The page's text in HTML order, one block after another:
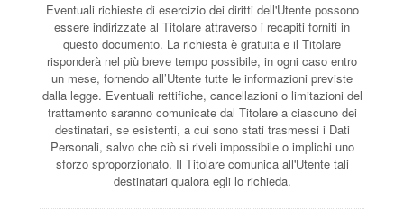
Eventuali richieste di esercizio dei diritti dell'Utente possono
essere indirizzate al Titolare attraverso i recapiti forniti in
questo documento. La richiesta è gratuita e il Titolare
risponderà nel più breve tempo possibile, in ogni caso entro
un mese, fornendo all’Utente tutte le informazioni previste
dalla legge. Eventuali rettifiche, cancellazioni o limitazioni del
trattamento saranno comunicate dal Titolare a ciascuno dei
destinatari, se esistenti, a cui sono stati trasmessi i Dati
Personali, salvo che ciò si riveli impossibile o implichi uno
sforzo sproporzionato. Il Titolare comunica all'Utente tali
destinatari qualora egli lo richieda.